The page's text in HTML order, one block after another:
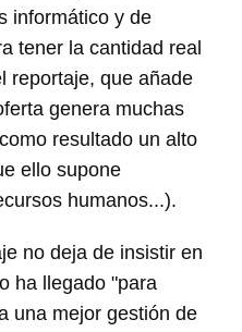
informático y de
tener la cantidad real
reportaje, que añade
genera muchas
resultado un alto
ello supone
humanos...).
no deja de insistir en
ha llegado "para
una mejor gestión de